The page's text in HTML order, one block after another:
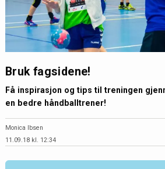
Bruk fagsidene!
Få inspirasjon og tips til treningen
en bedre håndballtrener!
Monica Ibsen
11.09.18 kl. 12:34